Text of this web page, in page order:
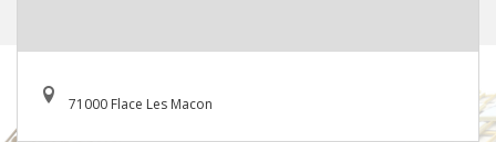
71000 Flace Les Macon